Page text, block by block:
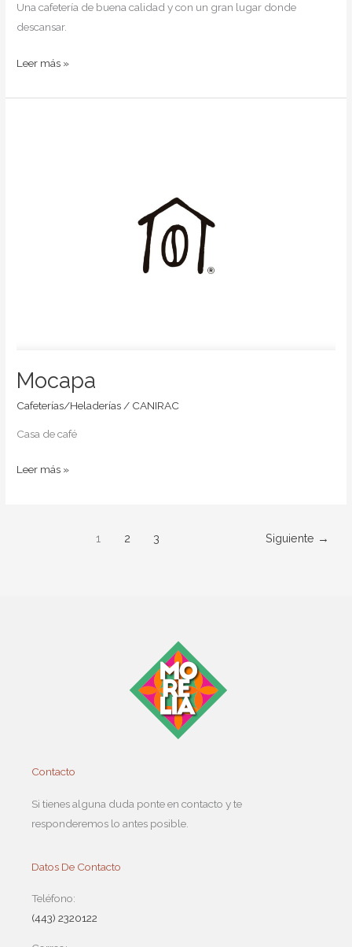
Una cafetería de buena calidad y con un gran lugar donde
descansar.
Leer más »
Mocapa
Cafeterías/Heladerías/ CANIRAC
Casa de café
Leer más »
1 2 3 Siguiente →
Contacto
Si tienes alguna duda ponte en contacto y te
responderemos lo antes posible.
Datos De Contacto
Teléfono:
(443) 2320122